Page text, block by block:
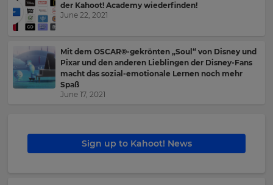
der Kahoot! Academy wiederfinden!
June 22, 2021
Mit dem OSCAR®-gekrönten „Soul“ von Disney und
Pixar und den anderen Lieblingen der Disney-Fans
macht das sozial-emotionale Lernen noch mehr
Spaß
June 17, 2021
Sign up to Kahoot! News
Language
Choose
your
preferred
language
Currency